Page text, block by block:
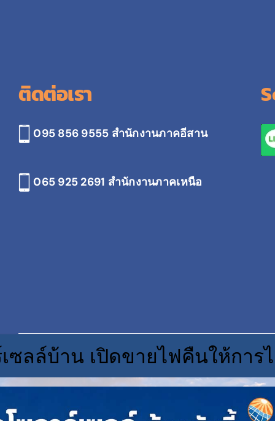
ติดต่อเรา
095 856 9555 สำนักงานภาคอีสาน
065 925 2691 สำนักงานภาคเหนือ
ซลล์บ้าน เปิดขายไฟคืนให้การ